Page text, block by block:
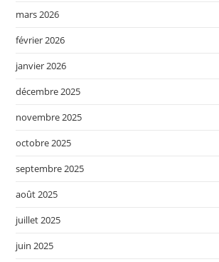
mars 2026
février 2026
janvier 2026
décembre 2025
novembre 2025
octobre 2025
septembre 2025
août 2025
juillet 2025
juin 2025